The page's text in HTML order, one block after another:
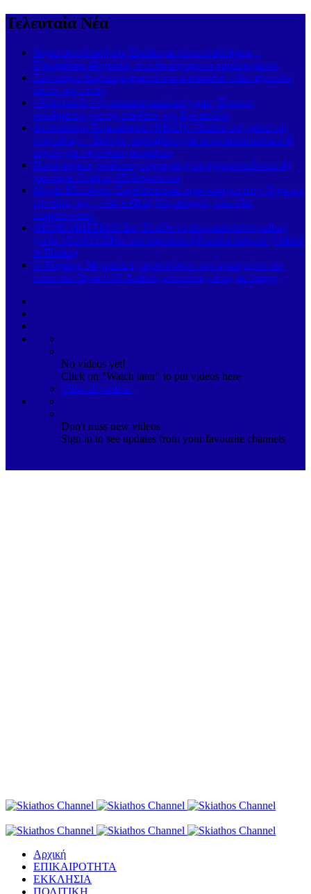
Τελευταία Νέα
Άγρια συμπλοκή στη Σκιάθο με πέντε συλλήψεις –
Τραυματίας 49χρονος, στο Αυτόφωρο οι εμπλεκόμενοι
Ξέσπασμα Χαλκιά μπροστά στα αποκαΐδια: «Δεν αγαπούν
αυτόν τον τόπο»
«Χριστιανός» ή επικοινωνιακό αφήγημα; Έντονες
αντιδράσεις για την υπόθεση της Βρετανίδας
Αποκάλυψη Τσιμπιδάρου (ΝΙΚΗ): «Έπεσε στη φάκα της
τσιμπίδας» – Σκληρή παρέμβαση για το μεταναστευτικό &
αιχμές για την εθνική ασφάλεια
Πολύ υψηλός κίνδυνος πυρκαγιάς (κατηγορία κινδύνου 4)
για αύριο Τετάρτη 05 Αυγούστου
Μαρία Μενούνος: Συγκλονιστικό προσκύνημα στην Τήνο με
την κόρη της – «Αν ο Θεός δεν υπάρχει, τότε όλα
επιτρέπονται»
ΑΠΟΚΛΕΙΣΤΙΚΟ: Στη Σκιάθο το υπερπολυτελές sailing
yacht «XASTERIA» του εφοπλιστή Νικόλα Λαιμού (Videos
& Photos)
Ο Μιχάλης Μητρούσης αποκαλύπτει τον αγαπημένο του
τόπο στο Πήλιο: «Ο Λαύκος είναι ένας τόπος με ψυχή»
No videos yet!
Click on "Watch later" to put videos here
View all videos
Don't miss new videos
Sign in to see updates from your favourite channels
Αρχική
ΕΠΙΚΑΙΡΟΤΗΤΑ
ΕΚΚΛΗΣΙΑ
ΠΟΛΙΤΙΚΗ